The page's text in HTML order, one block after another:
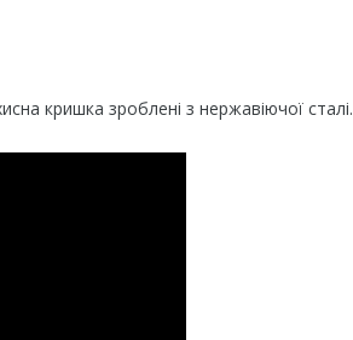
кришка зроблені з нержавіючої сталі.